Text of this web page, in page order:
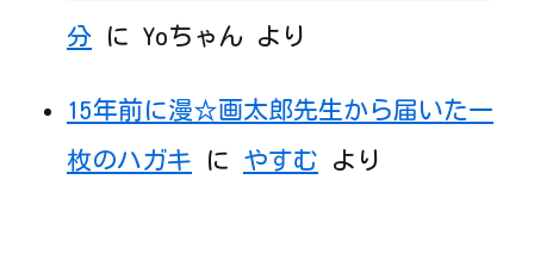
分 に Yoちゃん より
15年前に漫☆画太郎先生から届いた一
枚のハガキ に やすむ より